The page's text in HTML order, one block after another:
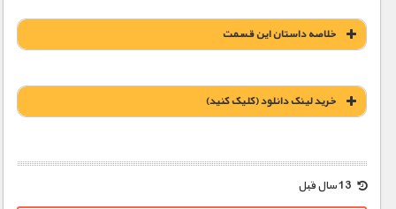
خلاصه داستان این قسمت
خريد لينک دانلود (کليک کنيد)
1900 تومان – خريد لينک دانلود (افزودن به سبد خريد)